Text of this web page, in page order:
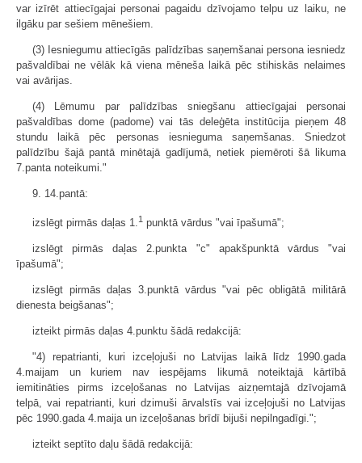
var izīrēt attiecīgajai personai pagaidu dzīvojamo telpu uz laiku, ne
ilgāku par sešiem mēnešiem.
(3) Iesniegumu attiecīgās palīdzības saņemšanai persona iesniedz
pašvaldībai ne vēlāk kā viena mēneša laikā pēc stihiskās nelaimes
vai avārijas.
(4) Lēmumu par palīdzības sniegšanu attiecīgajai personai
pašvaldības dome (padome) vai tās deleģēta institūcija pieņem 48
stundu laikā pēc personas iesnieguma saņemšanas. Sniedzot
palīdzību šajā pantā minētajā gadījumā, netiek piemēroti šā likuma
7.panta noteikumi."
9. 14.pantā:
izslēgt pirmās daļas 1.1 punktā vārdus "vai īpašumā";
izslēgt pirmās daļas 2.punkta "c" apakš­punktā vārdus "vai
īpašumā";
izslēgt pirmās daļas 3.punktā vārdus "vai pēc obligātā militārā
dienesta beigšanas";
izteikt pirmās daļas 4.punktu šādā redakcijā:
"4) repatrianti, kuri izceļojuši no Latvijas laikā līdz 1990.gada
4.maijam un kuriem nav iespējams likumā noteiktajā kārtībā
iemitināties pirms izceļošanas no Latvijas aizņemtajā dzīvojamā
telpā, vai repatrianti, kuri dzimuši ārvalstīs vai izceļojuši no Latvijas
pēc 1990.gada 4.maija un izceļošanas brīdī bijuši nepilngadīgi.";
izteikt septīto daļu šādā redakcijā: